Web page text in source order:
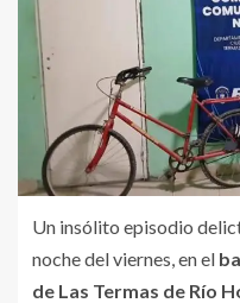
Un insólito episodio
noche del viernes, en el
de Las Termas de Río